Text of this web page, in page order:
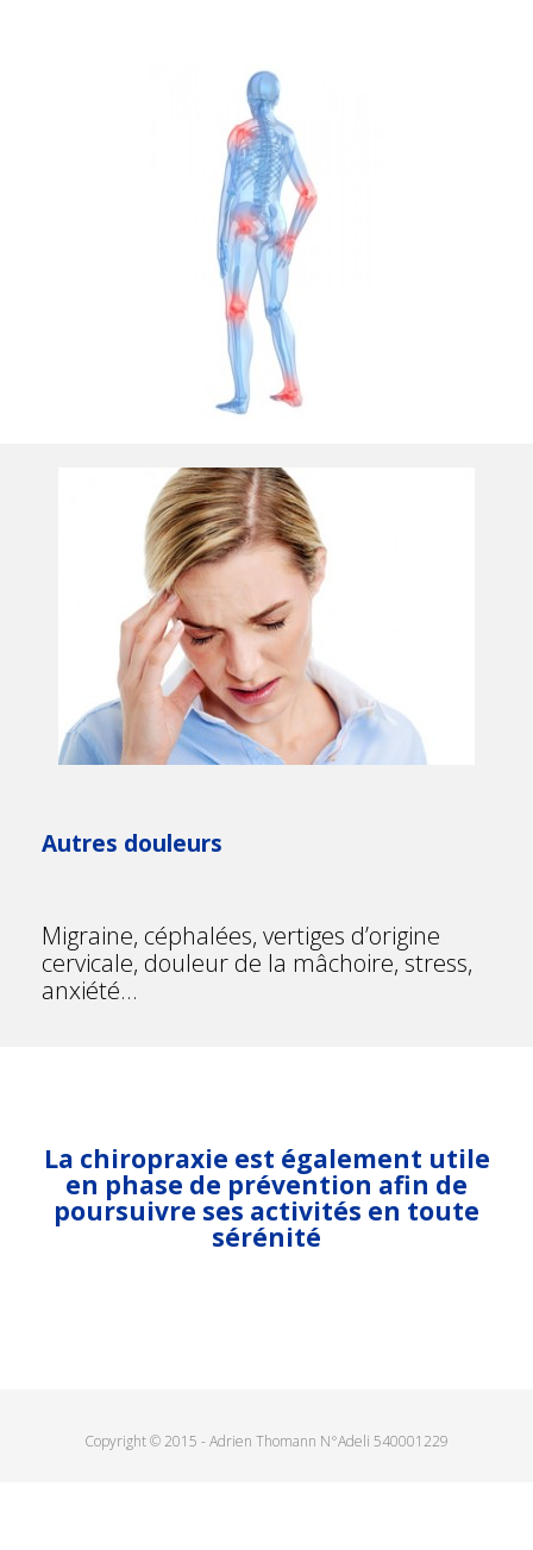
Autres douleurs
Migraine, céphalées, vertiges d’origine
cervicale, douleur de la mâchoire, stress,
anxiété…
La chiropraxie est également utile
en phase de prévention afin de
poursuivre ses activités en toute
sérénité
Copyright © 2015 - Adrien Thomann N°Adeli 540001229